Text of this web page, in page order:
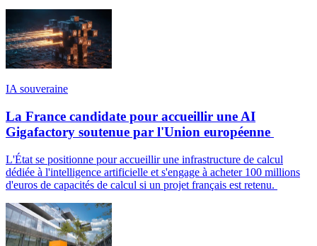
IA souveraine
La France candidate pour accueillir une AI
Gigafactory soutenue par l'Union européenne
L'État se positionne pour accueillir une infrastructure de calcul
dédiée à l'intelligence artificielle et s'engage à acheter 100 millions
d'euros de capacités de calcul si un projet français est retenu.